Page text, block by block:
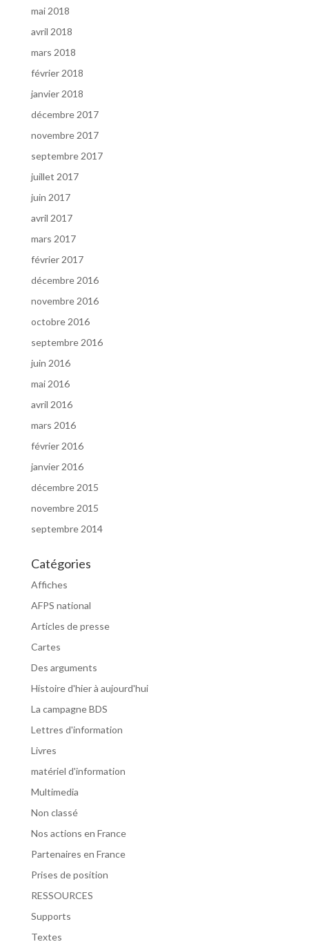
mai 2018
avril 2018
mars 2018
février 2018
janvier 2018
décembre 2017
novembre 2017
septembre 2017
juillet 2017
juin 2017
avril 2017
mars 2017
février 2017
décembre 2016
novembre 2016
octobre 2016
septembre 2016
juin 2016
mai 2016
avril 2016
mars 2016
février 2016
janvier 2016
décembre 2015
novembre 2015
septembre 2014
Catégories
Affiches
AFPS national
Articles de presse
Cartes
Des arguments
Histoire d'hier à aujourd'hui
La campagne BDS
Lettres d'information
Livres
matériel d'information
Multimedia
Non classé
Nos actions en France
Partenaires en France
Prises de position
RESSOURCES
Supports
Textes